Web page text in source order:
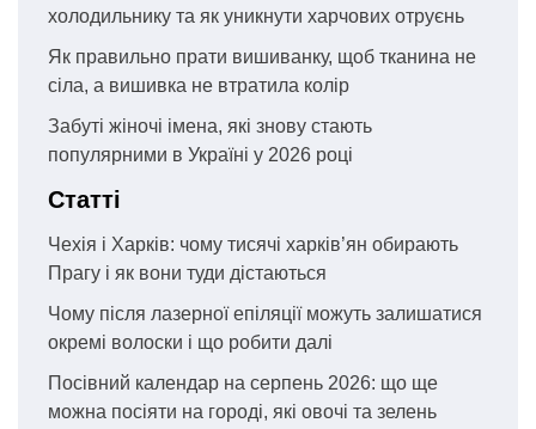
холодильнику та як уникнути харчових отруєнь
Як правильно прати вишиванку, щоб тканина не
сіла, а вишивка не втратила колір
Забуті жіночі імена, які знову стають
популярними в Україні у 2026 році
Статті
Чехія і Харків: чому тисячі харків’ян обирають
Прагу і як вони туди дістаються
Чому після лазерної епіляції можуть залишатися
окремі волоски і що робити далі
Посівний календар на серпень 2026: що ще
можна посіяти на городі, які овочі та зелень